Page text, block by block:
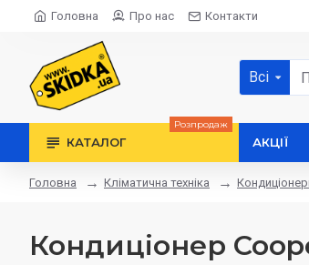
Головна Про нас Контакти
Всі
КАТАЛОГ
Розпродаж
АКЦІЇ
Головна Кліматична техніка
Кондиціонер